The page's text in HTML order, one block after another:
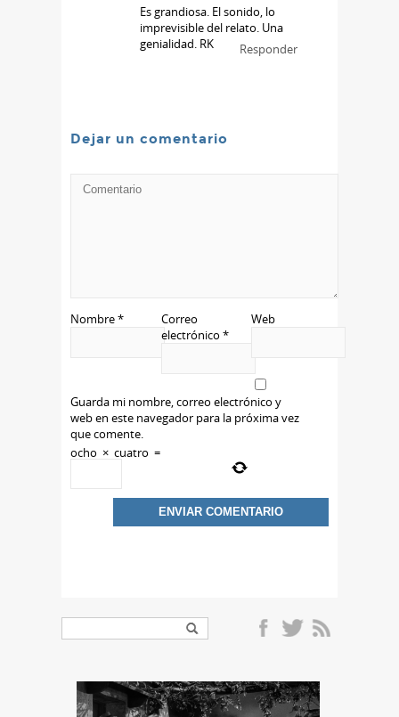
Es grandiosa. El sonido, lo
imprevisible del relato. Una
genialidad. RK
Responder
Dejar un comentario
Nombre*
Correo
electrónico *
Web
Guarda mi nombre, correo electrónico y
web en este navegador para la próxima vez
que comente.
ocho × cuatro =